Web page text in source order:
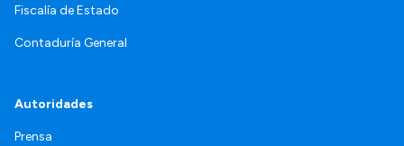
Fiscalía de Estado
Contaduría General
Autoridades
Prensa